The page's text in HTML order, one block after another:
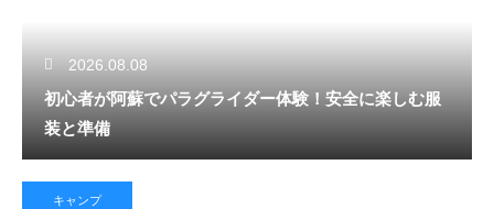
2026.08.08
初心者が阿蘇でパラグライダー体験！安全に楽しむ服
装と準備
キャンプ